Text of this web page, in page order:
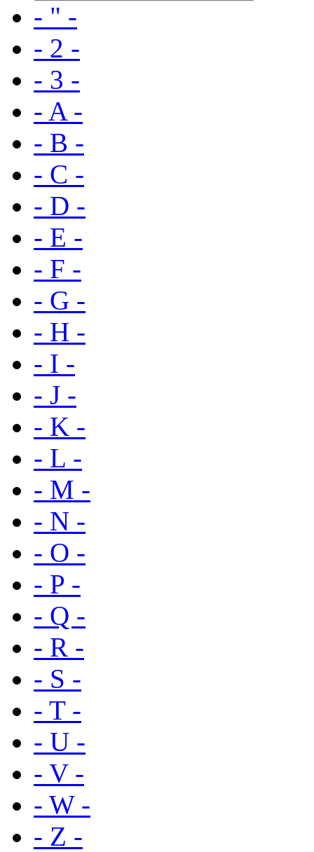
- " -
- 2 -
- 3 -
- A -
- B -
- C -
- D -
- E -
- F -
- G -
- H -
- I -
- J -
- K -
- L -
- M -
- N -
- O -
- P -
- Q -
- R -
- S -
- T -
- U -
- V -
- W -
- Z -